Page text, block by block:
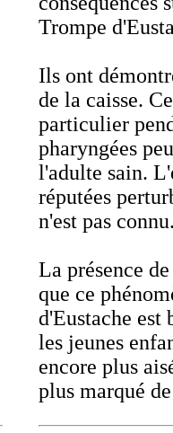
Trompe
Ils ont
de la caisse.
particulier
pharyngées
l'adulte sain.
réputées
n'est pas
La présence
que ce
d'Eustache est
les jeunes
encore plus
plus marqué